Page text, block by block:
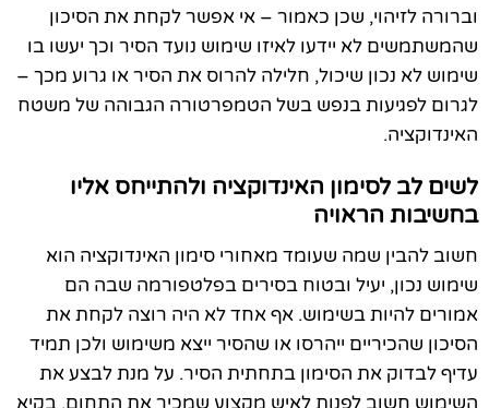
וברורה לזיהוי, שכן כאמור – אי אפשר לקחת את הסיכון
שהמשתמשים לא יידעו לאיזו שימוש נועד הסיר וכך יעשו בו
שימוש לא נכון שיכול, חלילה להרוס את הסיר או גרוע מכך –
לגרום לפגיעות בנפש בשל הטמפרטורה הגבוהה של משטח
האינדוקציה.
לשים לב לסימון האינדוקציה ולהתייחס אליו
בחשיבות הראויה
חשוב להבין שמה שעומד מאחורי סימון האינדוקציה הוא
שימוש נכון, יעיל ובטוח בסירים בפלטפורמה שבה הם
אמורים להיות בשימוש. אף אחד לא היה רוצה לקחת את
הסיכון שהכיריים ייהרסו או שהסיר ייצא משימוש ולכן תמיד
עדיף לבדוק את הסימון בתחתית הסיר. על מנת לבצע את
השימוש חשוב לפנות לאיש מקצוע שמכיר את התחום, בקיא